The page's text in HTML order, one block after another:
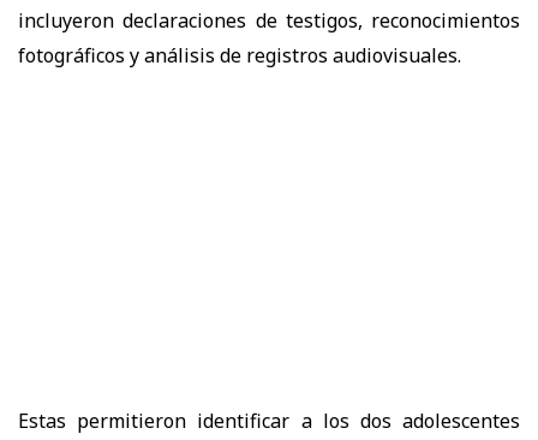
incluyeron declaraciones de testigos, reconocimientos
fotográficos y análisis de registros audiovisuales.
Estas permitieron identificar a los dos adolescentes